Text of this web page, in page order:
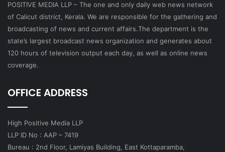
POSITIVE MEDIA LLP – The one and only daily web news network
of Calicut district, Kerala. We are responsible for the gathering and
broadcasting of news and current affairs.The department is the
state’s largest broadcast news organization and generates about
120 hours of television output each day, as well as online news
coverage.
OFFICE ADDRESS
High Positive Media LLP
LLP ID No : AAP – 7419
Bureau : 2nd Floor, Lamiyas Building, East Kottaparamba,